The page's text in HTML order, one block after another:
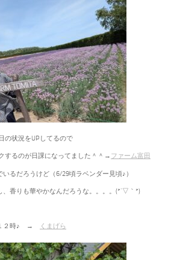
の状況をUPしてるので
するのが日課になってました＾＾→ ファーム富田
るだろうけど（6/29頃ラベンダー見頃♪）
、香りも華やかなんだろうな。。。。(*´▽｀*)
１２時♪ → くまげら